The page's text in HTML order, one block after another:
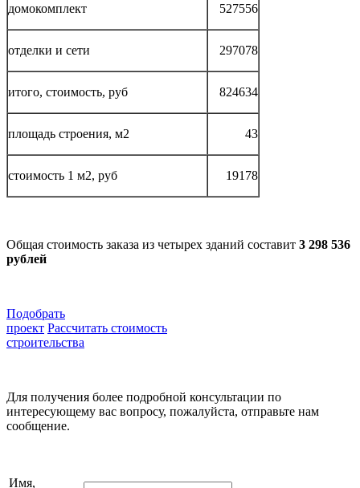
домокомплект 527556
отделки и сети 297078
итого, стоимость, руб 824634
площадь строения, м2 43
стоимость 1 м2, руб 19178
Общая стоимость заказа из четырех зданий составит 3 298 536
рублей
Подобрать
проект Рассчитать стоимость
строительства
Для получения более подробной консультации по
интересующему вас вопросу, пожалуйста, отправьте нам
сообщение.
Имя,